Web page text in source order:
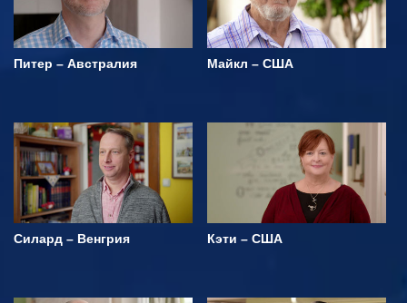
Питер – Австралия Майкл – США
Силард – Венгрия Кэти – США